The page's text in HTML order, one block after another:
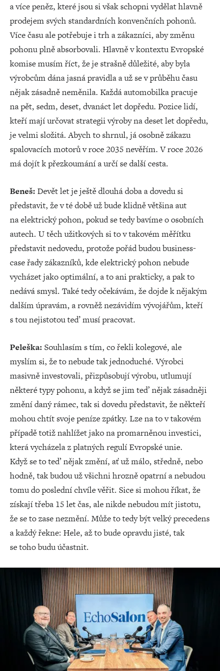
a více peněz, které jsou si však schopni vydělat hlavně
prodejem svých standardních konvenčních pohonů.
Více času ale potřebuje i trh a zákazníci, aby změnu
pohonu plně absorbovali. Hlavně v kontextu Evropské
komise musím říct, že je strašně důležité, aby byla
výrobcům dána jasná pravidla a už se v průběhu času
nějak zásadně neměnila. Každá automobilka pracuje
na pět, sedm, deset, dvanáct let dopředu. Pozice lidí,
kteří mají určovat strategii výroby na deset let dopředu,
je velmi složitá. Abych to shrnul, já osobně zákazu
spalovacích motorů v roce 2035 nevěřím. V roce 2026
má dojít k přezkoumání a určí se další cesta.
Beneš: Devět let je ještě dlouhá doba a dovedu si
představit, že v té době už bude klidně většina aut
na elektrický pohon, pokud se tedy bavíme o osobních
autech. U těch užitkových si to v takovém měřítku
představit nedovedu, protože pořád budou business-
case řady zákazníků, kde elektrický pohon nebude
vycházet jako optimální, a to ani prakticky, a pak to
nedává smysl. Také tedy očekávám, že dojde k nějakým
dalším úpravám, a rovněž nezávidím vývojářům, kteří
s tou nejistotou teď musí pracovat.
Peleška: Souhlasím s tím, co řekli kolegové, ale
myslím si, že to nebude tak jednoduché. Výrobci
masivně investovali, přizpůsobují výrobu, utlumují
některé typy pohonu, a když se jim teď nějak zásadněji
změní daný rámec, tak si dovedu představit, že někteří
mohou chtít svoje peníze zpátky. Lze na to v takovém
případě totiž nahlížet jako na promarněnou investici,
která vycházela z platných regulí Evropské unie.
Když se to teď nějak změní, ať už málo, středně, nebo
hodně, tak budou už všichni hrozně opatrní a nebudou
tomu do poslední chvíle věřit. Sice si mohou říkat, že
získají třeba 15 let čas, ale nikde nebudou mít jistotu,
že se to zase nezmění. Může to tedy být velký precedens
a každý řekne: Hele, až to bude opravdu jisté, tak
se toho budu účastnit.